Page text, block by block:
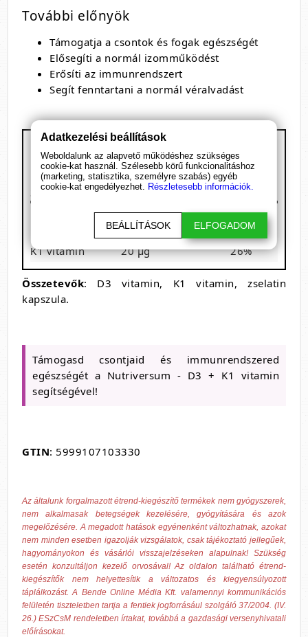
További előnyök
Támogatja a csontok és fogak egészségét
Elősegíti a normál izomműködést
Erősíti az immunrendszert
Segít fenntartani a normál véralvadást
Nutriversum - D3 + K1 vitamin
Kiszerelés: 60 kapszula
1 adag: 2 kapszula
30 adagot tartalmaz
Megnevezés
/ 1 adag
RDA%
50 µg / 2000 IU
1000%
K1 vitamin
20 µg 26%
Összetevők: D3 vitamin, K1 vitamin, zselatin
kapszula.
Támogasd csontjaid és immunrendszered
egészségét a Nutriversum - D3 + K1 vitamin
segítségével!
GTIN: 5999107103330
Az általunk forgalmazott étrend-kiegészítő termékek nem gyógyszerek,
nem alkalmasak betegségek kezelésére, gyógyítására és azok
megelőzésére. A megadott hatások egyénenként változhatnak, azokat
nem minden esetben igazolják vizsgálatok, csak tájékoztató jellegűek,
hagyományokon és vásárlói visszajelzéseken alapulnak! Szükség
esetén konzultáljon kezelő orvosával! Az oldalon található étrend-
kiegészítők nem helyettesítik a változatos és kiegyensúlyozott
táplálkozást. A Bende Online Média Kft. valamennyi kommunikációs
felületén tiszteletben tartja a fentiek jogforrásául szolgáló 37/2004. (IV.
26.) ESzCsM rendeletben írtakat, továbbá a gazdasági versenyhivatali
előírásokat.
Adatkezelési beállítások
Weboldalunk az alapvető működéshez szükséges
cookie-kat használ. Szélesebb körű funkcionalitáshoz
(marketing, statisztika, személyre szabás) egyéb
cookie-kat engedélyezhet. Részletesebb információk.
BEÁLLÍTÁSOK ELFOGADOM